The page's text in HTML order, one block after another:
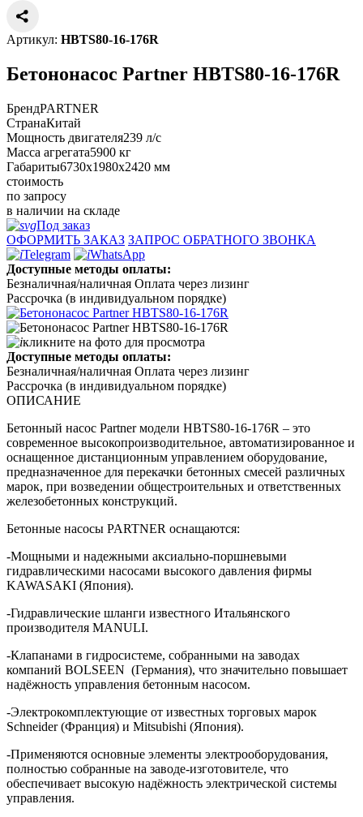
Артикул: HBTS80-16-176R
Бетононасос Partner HBTS80-16-176R
БрендPARTNER
СтранаКитай
Мощность двигателя239 л/с
Масса агрегата5900 кг
Габариты6730х1980х2420 мм
стоимость
по запросу
в наличии на складе
Под заказ
ОФОРМИТЬ ЗАКАЗ ЗАПРОС ОБРАТНОГО ЗВОНКА
Telegram
WhatsApp
Доступные методы оплаты:
Безналичная/наличная Оплата через лизинг
Рассрочка (в индивидуальном порядке)
кликните на фото для просмотра
Доступные методы оплаты:
Безналичная/наличная Оплата через лизинг
Рассрочка (в индивидуальном порядке)
ОПИСАНИЕ
Бетонный насос Partner модели HBTS80-16-176R – это
современное высокопроизводительное, автоматизированное и
оснащенное дистанционным управлением оборудование,
предназначенное для перекачки бетонных смесей различных
марок, при возведении общестроительных и ответственных
железобетонных конструкций.
Бетонные насосы PARTNER оснащаются:
-Мощными и надежными аксиально-поршневыми
гидравлическими насосами высокого давления фирмы
KAWASAKI (Япония).
-Гидравлические шланги известного Итальянского
производителя MANULI.
-Клапанами в гидросистеме, собранными на заводах
компаний BOLSEEN (Германия), что значительно повышает
надёжность управления бетонным насосом.
-Электрокомплектующие от известных торговых марок
Schneider (Франция) и Mitsubishi (Япония).
-Применяются основные элементы электрооборудования,
полностью собранные на заводе-изготовителе, что
обеспечивает высокую надёжность электрической системы
управления.